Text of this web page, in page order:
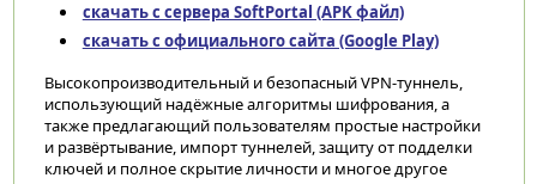
скачать с сервера SoftPortal (APK файл)
скачать с официального сайта (Google Play)
Высокопроизводительный и безопасный VPN-туннель,
использующий надёжные алгоритмы шифрования, а
также предлагающий пользователям простые настройки
и развёртывание, импорт туннелей, защиту от подделки
ключей и полное скрытие личности и многое другое